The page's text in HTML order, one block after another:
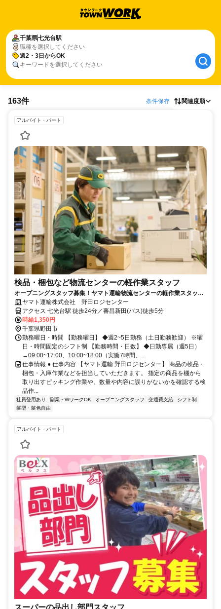
千葉県七光台駅
職種を選択してください
週2・3日からOK
キーワードを選択してください
163件 条件保存 関連度順
アルバイト・パート
検品・梱包など物流センターの軽作業スタッフ
オープニングスタッフ募集！ヤマト運輸物流センターの軽作業スタッフ
【アルバイト・パート】
ヤマト運輸株式会社 野田ロジセンター
アクセス 七光台駅 徒歩24分／蕃昌新田(バス)徒歩5分
時給1,350円
千葉県野田市
勤務曜日・時間 【勤務曜日】 ◆週2~5日勤務（土日勤務歓迎） ※曜
日・時間固定のシフト制 【勤務時間・日数】 ◆日勤専属（週5日）
→09:00~17:00、10:00~18:00（実働7時間、...
仕事情報 ● 仕事内容 【ヤマト運輸 野田ロジセンター】 商品の検品・
梱包・入庫作業などを担当していただきます。 指定の商品を棚から
取り出すピッキング作業や、数量や内容に誤りがないかを確認する検
品作...
社員登用あり 副業・WワークOK オープニングスタッフ 交通費支給
シフト制
髪型・髪色自由
アルバイト・パート
スーパーの品出し部門スタッフ